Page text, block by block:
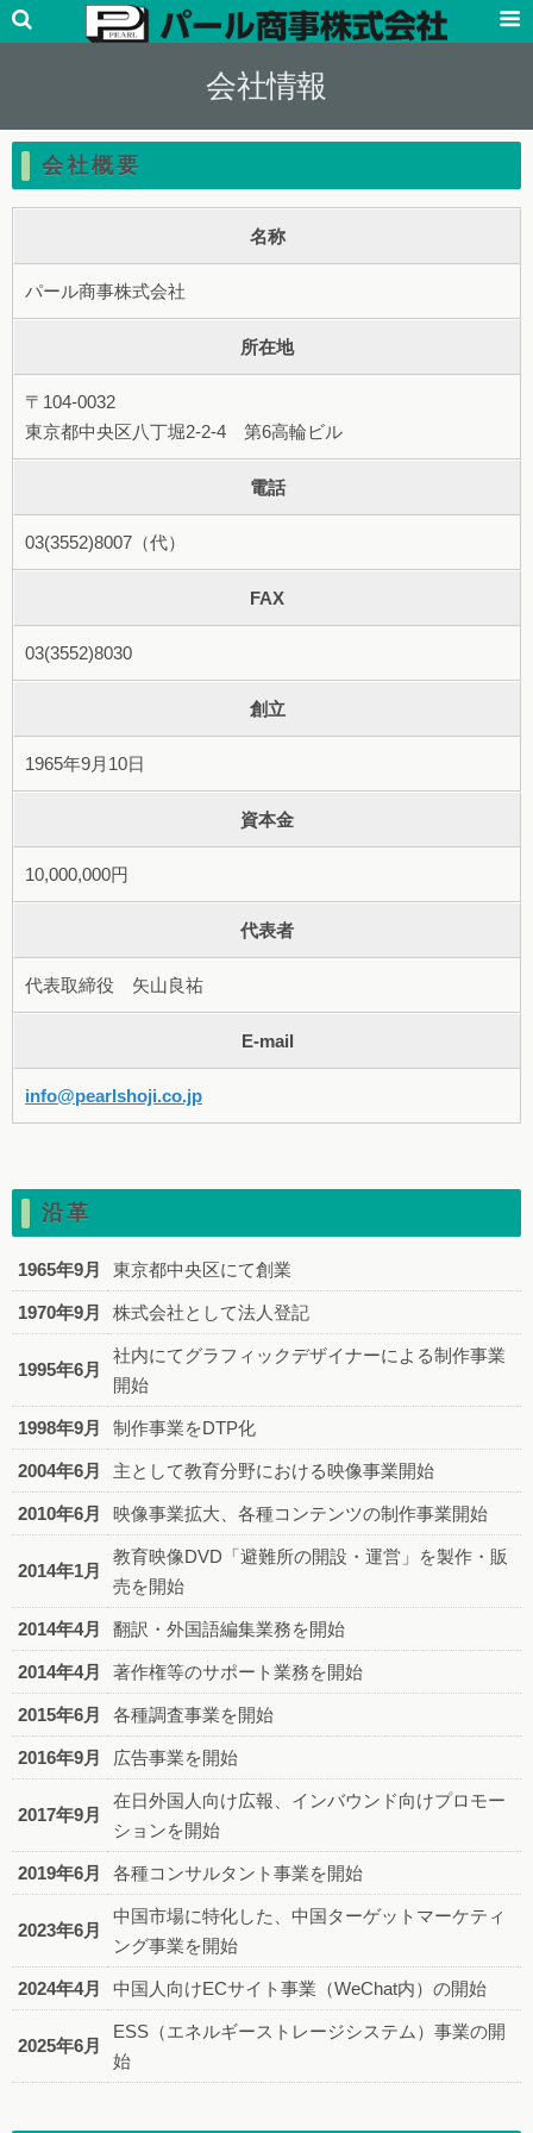
会社情報
会社概要
名称
パール商事株式会社
所在地
〒104-0032
東京都中央区八丁堀2-2-4 第6高輪ビル
電話
03(3552)8007（代）
FAX
03(3552)8030
創立
1965年9月10日
資本金
10,000,000円
代表者
代表取締役 矢山良祐
E-mail
info@pearlshoji.co.jp
沿革
1965年9月 東京都中央区にて創業
1970年9月 株式会社として法人登記
1995年6月
社内にてグラフィックデザイナーによる制作事業
開始
1998年9月 制作事業をDTP化
2004年6月 主として教育分野における映像事業開始
2010年6月 映像事業拡大、各種コンテンツの制作事業開始
2014年1月
教育映像DVD「避難所の開設・運営」を製作・販
売を開始
2014年4月 翻訳・外国語編集業務を開始
2014年4月 著作権等のサポート業務を開始
2015年6月 各種調査事業を開始
2016年9月 広告事業を開始
2017年9月
在日外国人向け広報、インバウンド向けプロモー
ションを開始
2019年6月 各種コンサルタント事業を開始
2023年6月
中国市場に特化した、中国ターゲットマーケティ
ング事業を開始
2024年4月 中国人向けECサイト事業（WeChat内）の開始
2025年6月
ESS（エネルギーストレージシステム）事業の開
始